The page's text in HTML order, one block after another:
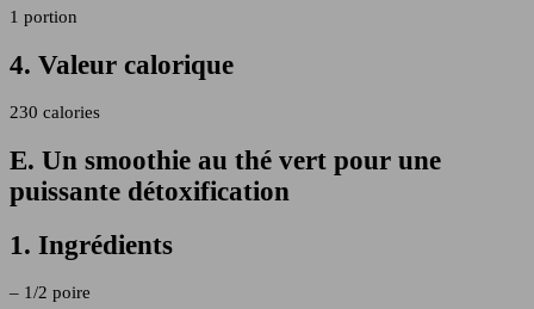
1 portion
4. Valeur calorique
230 calories
E. Un smoothie au thé vert pour une
puissante détoxification
1. Ingrédients
– 1/2 poire